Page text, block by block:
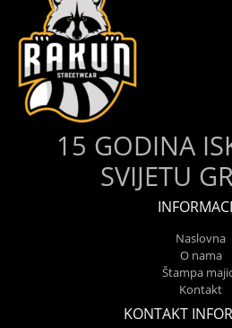
15 GODINA
SVIJETU
Naslovna
O nama
Štampa
Kontakt
KONTAKT